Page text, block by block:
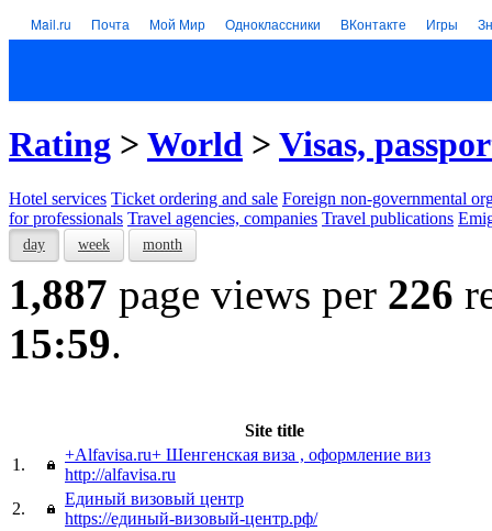
Mail.ru Почта Мой Мир Одноклассники ВКонтакте Игры
Rating > World > Visas,
Hotel services Тicket ordering and sale Foreign non-governmental
for professionals Travel agencies, companies Travel publications
day week month
1,887 page views per 226
15:59.
Site title
1.
+Alfavisa.ru+ Шенгенская виза , оформление виз
http://alfavisa.ru
2.
Единый визовый центр
https://единый-визовый-центр.рф/